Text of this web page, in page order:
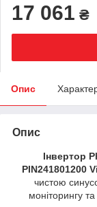
17 061 ₴
Опис
Опис
Інвертор
PIN241801200
чистою
моніторингу